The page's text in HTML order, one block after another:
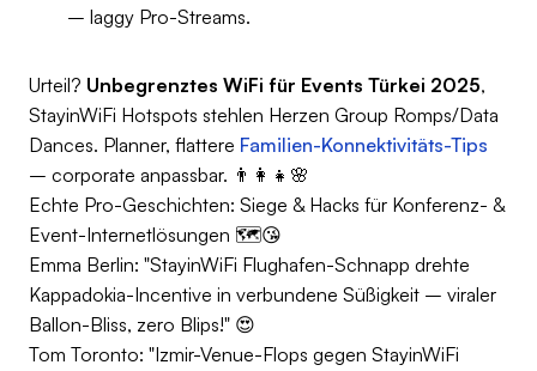
– laggy Pro-Streams.
Urteil? Unbegrenztes WiFi für Events Türkei 2025,
StayinWiFi Hotspots stehlen Herzen Group Romps/Data
Dances. Planner, flattere Familien-Konnektivitäts-Tips
– corporate anpassbar. 👨‍👩‍👧🌸
Echte Pro-Geschichten: Siege & Hacks für Konferenz- &
Event-Internetlösungen 🗺️😘
Emma Berlin: "StayinWiFi Flughafen-Schnapp drehte
Kappadokia-Incentive in verbundene Süßigkeit – viraler
Ballon-Bliss, zero Blips!" 😍
Tom Toronto: "Izmir-Venue-Flops gegen StayinWiFi